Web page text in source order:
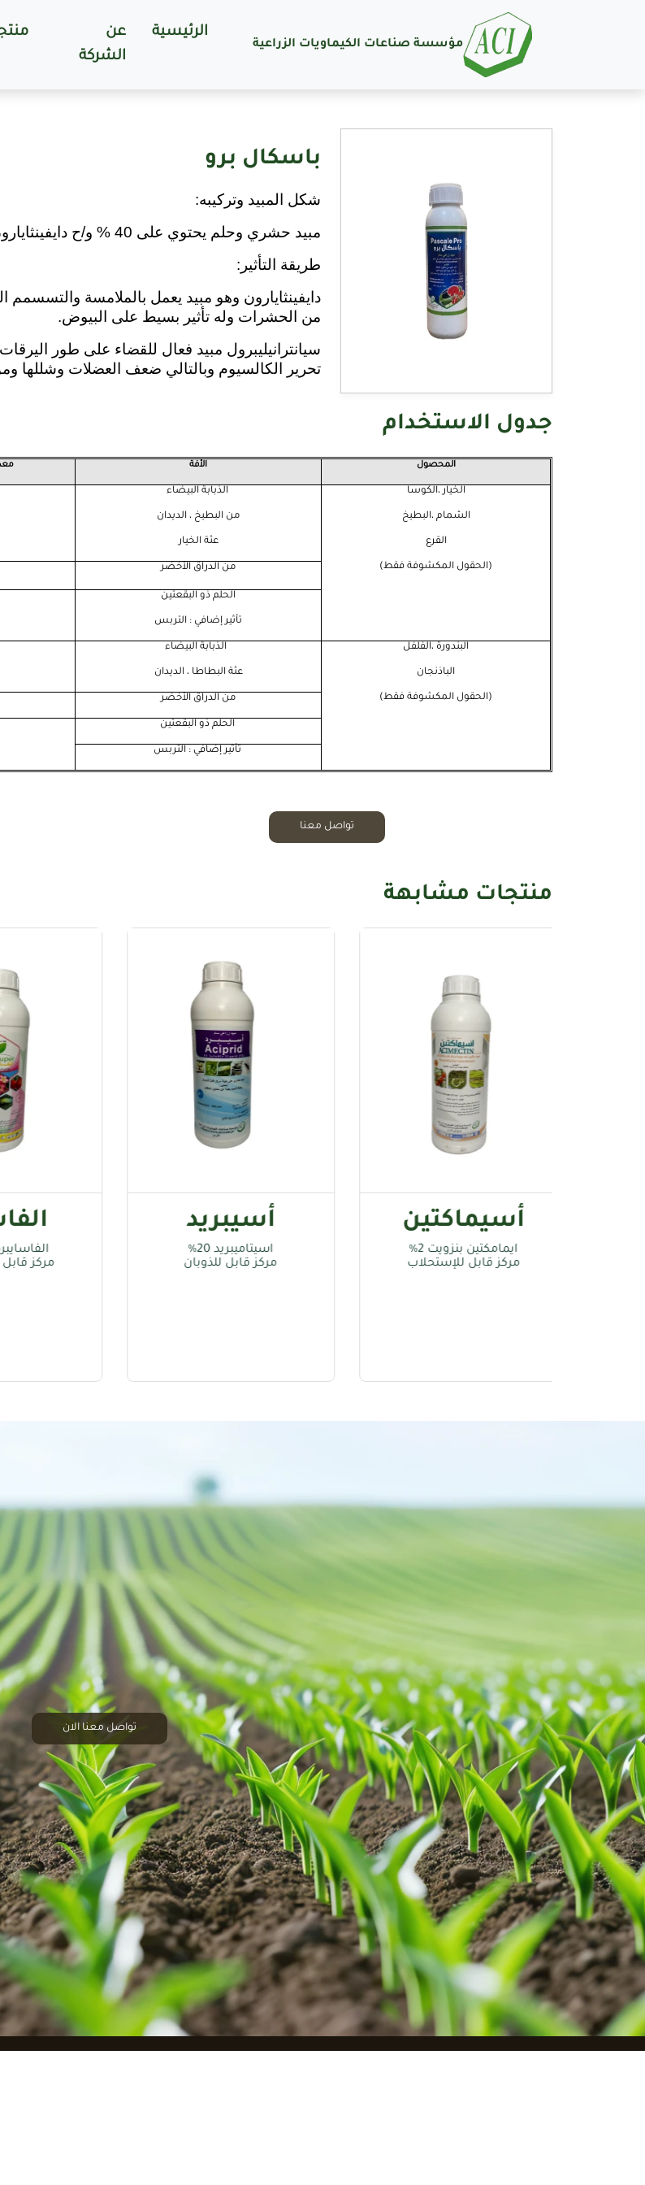
مؤسسة صناعات الكيماويات الزراعية
الرئيسية
عن
الشركة
باسكال برو
شكل المبيد وتركيبه:
مبيد حشري وحلم يحتوي على 40 % و/ح دايفينثايارون + 8% و/ح سيانترانيليبرول على هيئة مركز معلق.
طريقة التأثير:
دايفينثايارون وهو مبيد يعمل بالملامسة والتسسمم
من الحشرات وله تأثير بسيط على البيوض.
سيانترانيليبرول مبيد فعال للقضاء على طور اليرقات
تحرير الكالسيوم وبالتالي ضعف العضلات وشللها
جدول الاستخدام
المحصول الأفة
الخيار ،الكوسا
الشمام ،البطيخ
القرع
(الحقول المكشوفة فقط)
الذبابة البيضاء
من البطيخ ، الديدان
عثة الخيار
من الدراق الأخضر
الحلم ذو البقعتين
تأثير إضافي : التربس
البندورة ،الفلفل
الباذنجان
(الحقول المكشوفة فقط)
الذبابة البيضاء
عثة البطاطا ، الديدان
من الدراق الأخضر
الحلم ذو البقعتين
تأثير إضافي : التربس
تواصل معنا
منتجات مشابهة
أسيبريد
تواصل معنا الان